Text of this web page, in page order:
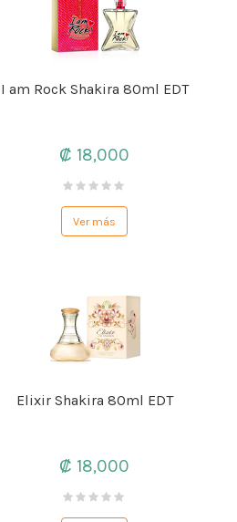
I am Rock Shakira 80ml EDT
₡ 18,000
Ver más
Elixir Shakira 80ml EDT
₡ 18,000